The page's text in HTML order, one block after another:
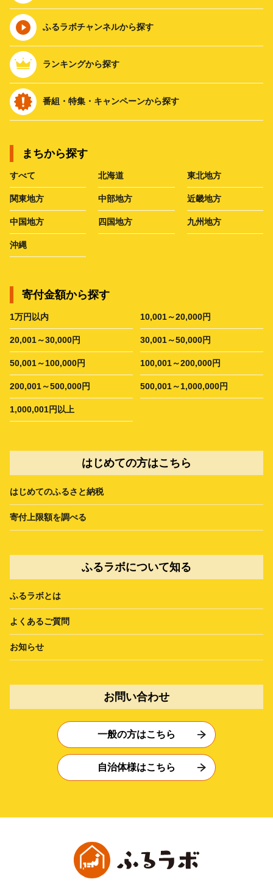
ふるラボチャンネルから探す
ランキングから探す
番組・特集・キャンペーンから探す
まちから探す
すべて 北海道 東北地方
関東地方 中部地方 近畿地方
中国地方 四国地方 九州地方
沖縄
寄付金額から探す
1万円以内 10,001～20,000円
20,001～30,000円 30,001～50,000円
50,001～100,000円 100,001～200,000円
200,001～500,000円 500,001～1,000,000円
1,000,001円以上
はじめての方はこちら
はじめてのふるさと納税
寄付上限額を調べる
ふるラボについて知る
ふるラボとは
よくあるご質問
お知らせ
お問い合わせ
一般の方はこちら
自治体様はこちら